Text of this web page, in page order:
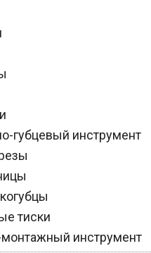
губцевый инструмент
тиски
инструмент